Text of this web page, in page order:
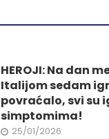
HEROJI: Na dan
Italijom sedam
povraćalo, svi su
simptomima!
25/01/2026